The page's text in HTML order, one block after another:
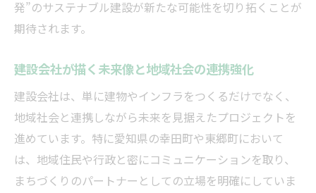
発”のサステナブル建設が新たな可能性を切り拓くことが
期待されます。
建設会社が描く未来像と地域社会の連携強化
建設会社は、単に建物やインフラをつくるだけでなく、
地域社会と連携しながら未来を見据えたプロジェクトを
進めています。特に愛知県の幸田町や東郷町において
は、地域住民や行政と密にコミュニケーションを取り、
まちづくりのパートナーとしての立場を明確にしていま